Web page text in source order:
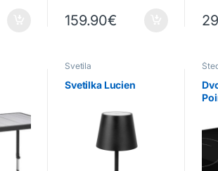
159.90€
Svetila
Svetilka Lucien